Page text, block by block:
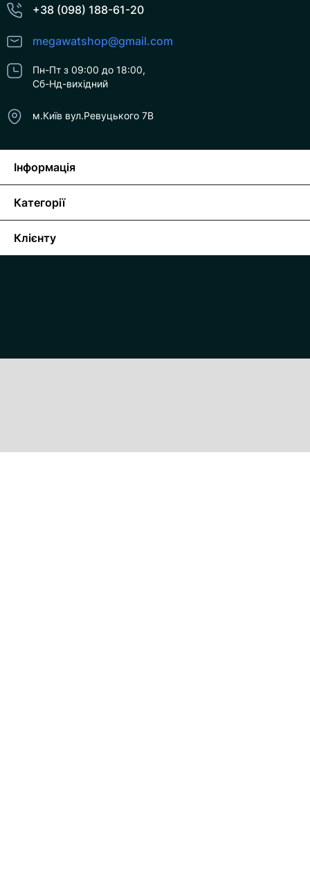
+38 (098) 188-61-20
megawatshop@gmail.com
Пн-Пт з 09:00 до 18:00,
Сб-Нд-вихідний
м.Київ вул.Ревуцького 7В
Інформація
Категорії
Клієнту